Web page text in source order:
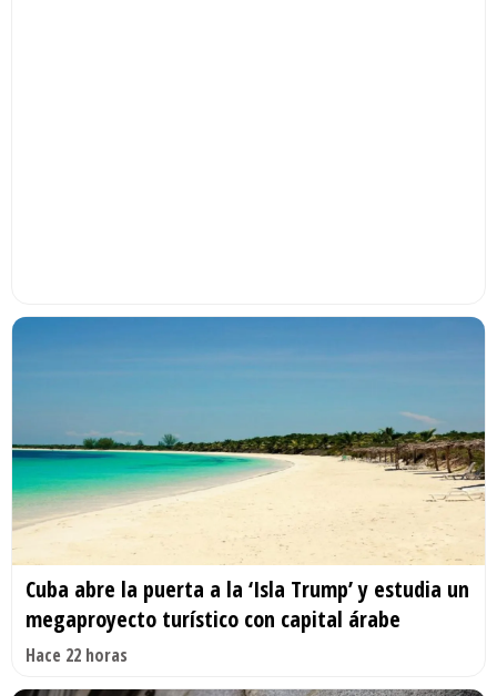
Cuba abre la puerta a la ‘Isla Trump’ y estudia un
megaproyecto turístico con capital árabe
Hace 22 horas